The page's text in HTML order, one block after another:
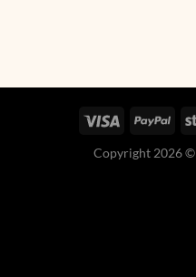
Copyright 2026 ©